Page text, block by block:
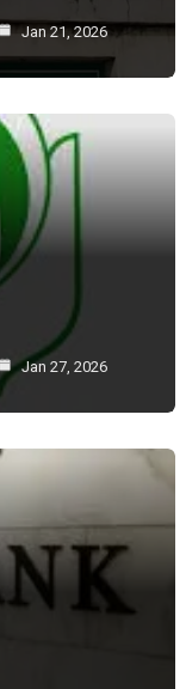
Jan 21, 2026
Jan 27, 2026